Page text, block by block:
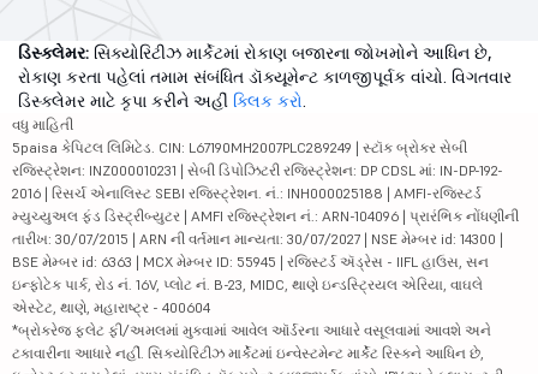
ડિસ્ક્લેમર: સિક્યોરિટીઝ માર્કેટમાં રોકાણ બજારના જોખમોને આધિન છે,
રોકાણ કરતા પહેલાં તમામ સંબંધિત ડૉક્યૂમેન્ટ કાળજીપૂર્વક વાંચો. વિગતવાર
ડિસ્ક્લેમર માટે કૃપા કરીને અહીં ક્લિક કરો.
વધુ માહિતી
5paisa કેપિટલ લિમિટેડ. CIN: L67190MH2007PLC289249 | સ્ટૉક બ્રોકર સેબી
રજિસ્ટ્રેશન: INZ000010231 | સેબી ડિપોઝિટરી રજિસ્ટ્રેશન: DP CDSL માં: IN-DP-192-
2016 | રિસર્ચ એનાલિસ્ટ SEBI રજિસ્ટ્રેશન. નં.: INH000025188 | AMFI-રજિસ્ટર્ડ
મ્યુચ્યુઅલ ફંડ ડિસ્ટ્રીબ્યુટર | AMFI રજિસ્ટ્રેશન નં.: ARN-104096 | પ્રારંભિક નોંધણીની
તારીખ: 30/07/2015 | ARN ની વર્તમાન માન્યતા: 30/07/2027 | NSE મેમ્બર id: 14300 |
BSE મેમ્બર id: 6363 | MCX મેમ્બર ID: 55945 | રજિસ્ટર્ડ ઍડ્રેસ - IIFL હાઉસ, સન
ઇન્ફોટેક પાર્ક, રોડ નં. 16V, પ્લોટ નં. B-23, MIDC, થાણે ઇન્ડસ્ટ્રિયલ એરિયા, વાઘલે
એસ્ટેટ, થાણે, મહારાષ્ટ્ર - 400604
*બ્રોકરેજ ફ્લેટ ફી/અમલમાં મુકવામાં આવેલ ઑર્ડરના આધારે વસૂલવામાં આવશે અને
ટકાવારીના આધારે નહીં. સિક્યોરિટીઝ માર્કેટમાં ઇન્વેસ્ટમેન્ટ માર્કેટ રિસ્કને આધિન છે,